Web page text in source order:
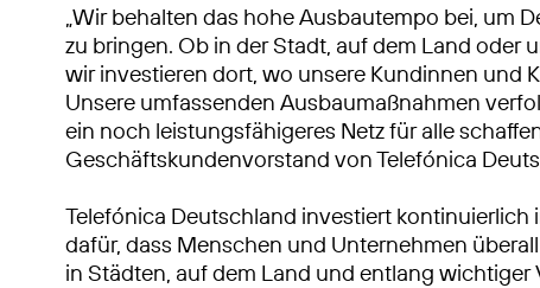
„Wir behalten das hohe Ausbautempo bei, um
zu bringen. Ob in der Stadt, auf dem Land oder
wir investieren dort, wo unsere Kundinnen und
Unsere umfassenden Ausbaumaßnahmen
ein noch leistungsfähigeres Netz für alle
Geschäftskundenvorstand von Telefónica
Telefónica Deutschland investiert kontinuierlich
dafür, dass Menschen und Unternehmen
in Städten, auf dem Land und entlang wichtiger